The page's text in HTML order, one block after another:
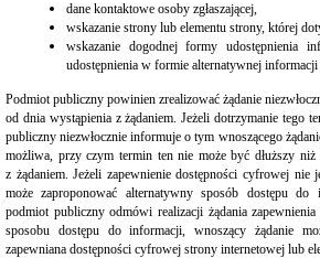
Budżet
obywatelski
-
Punkt
konsultacyjny
dla
Mieszkańców
Szczawna-
Zdroju
Decyzje
środowiskowe
dane kontaktowe osoby zgłaszającej,
wskazanie strony lub elementu strony, której
wskazanie dogodnej formy udostępnienia
udostępnienia w formie alternatywnej informacji
Podmiot publiczny powinien zrealizować żądanie
od dnia wystąpienia z żądaniem. Jeżeli dotrzymanie tego
publiczny niezwłocznie informuje o tym wnoszącego
możliwa, przy czym termin ten nie może być dłuższy
z żądaniem. Jeżeli zapewnienie dostępności cyfrowej
może zaproponować alternatywny sposób dostępu
podmiot publiczny odmówi realizacji żądania
sposobu dostępu do informacji, wnoszący żądanie
zapewniana dostępności cyfrowej strony internetowej lub